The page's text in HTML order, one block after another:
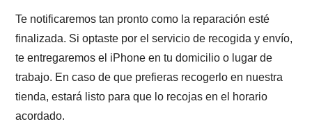
Te notificaremos tan pronto como la reparación esté
finalizada. Si optaste por el servicio de recogida y envío,
te entregaremos el iPhone en tu domicilio o lugar de
trabajo. En caso de que prefieras recogerlo en nuestra
tienda, estará listo para que lo recojas en el horario
acordado.